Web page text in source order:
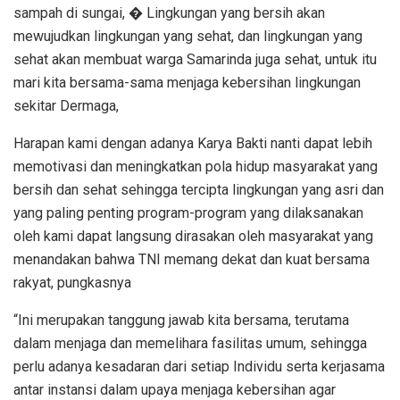
sampah di sungai, � Lingkungan yang bersih akan
mewujudkan lingkungan yang sehat, dan lingkungan yang
sehat akan membuat warga Samarinda juga sehat, untuk itu
mari kita bersama-sama menjaga kebersihan lingkungan
sekitar Dermaga,
Harapan kami dengan adanya Karya Bakti nanti dapat lebih
memotivasi dan meningkatkan pola hidup masyarakat yang
bersih dan sehat sehingga tercipta lingkungan yang asri dan
yang paling penting program-program yang dilaksanakan
oleh kami dapat langsung dirasakan oleh masyarakat yang
menandakan bahwa TNI memang dekat dan kuat bersama
rakyat, pungkasnya
“Ini merupakan tanggung jawab kita bersama, terutama
dalam menjaga dan memelihara fasilitas umum, sehingga
perlu adanya kesadaran dari setiap Individu serta kerjasama
antar instansi dalam upaya menjaga kebersihan agar